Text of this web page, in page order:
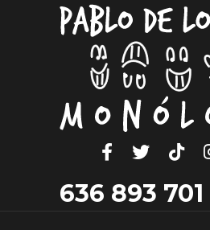
636 893 701